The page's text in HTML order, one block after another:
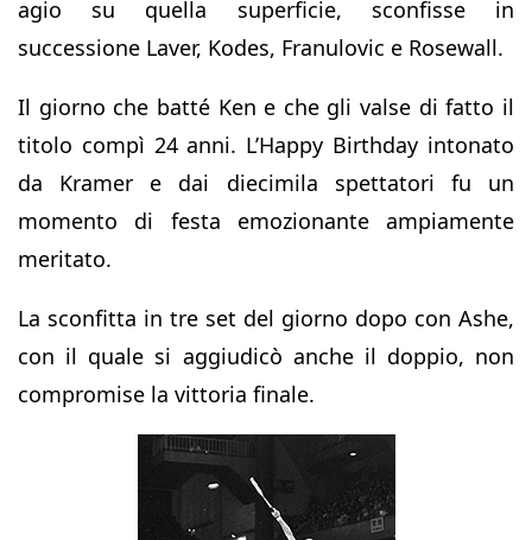
agio su quella superficie, sconfisse in
successione Laver, Kodes, Franulovic e Rosewall.
Il giorno che batté Ken e che gli valse di fatto il
titolo compì 24 anni. L’Happy Birthday intonato
da Kramer e dai diecimila spettatori fu un
momento di festa emozionante ampiamente
meritato.
La sconfitta in tre set del giorno dopo con Ashe,
con il quale si aggiudicò anche il doppio, non
compromise la vittoria finale.